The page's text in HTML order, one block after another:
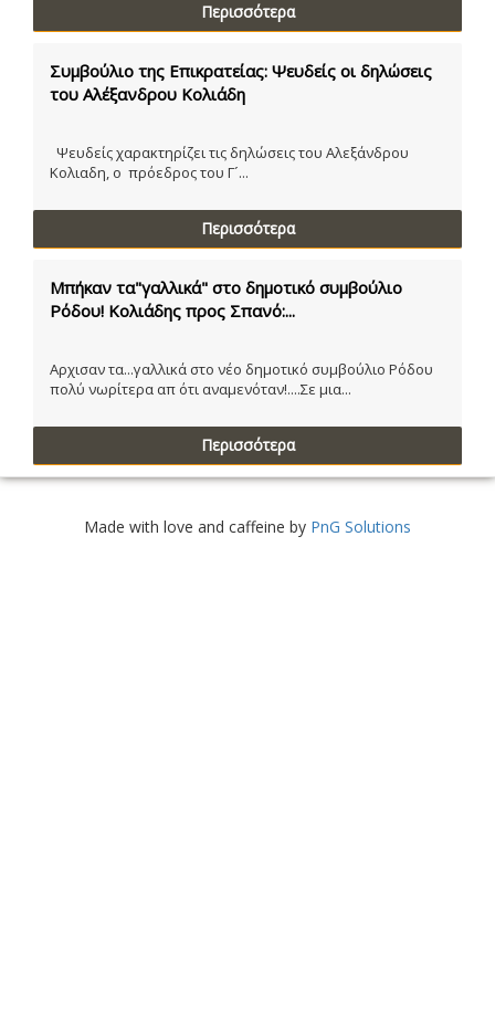
Περισσότερα
Συμβούλιο της Επικρατείας: Ψευδείς οι δηλώσεις
του Αλέξανδρου Κολιάδη
Ψευδείς χαρακτηρίζει τις δηλώσεις του Αλεξάνδρου
Κολιαδη, ο πρόεδρος του Γ´...
Περισσότερα
Μπήκαν τα"γαλλικά" στο δημοτικό συμβούλιο
Ρόδου! Κολιάδης προς Σπανό:...
Αρχισαν τα...γαλλικά στο νέο δημοτικό συμβούλιο Ρόδου
πολύ νωρίτερα απ ότι αναμενόταν!....Σε μια...
Περισσότερα
Made with love and caffeine by PnG Solutions